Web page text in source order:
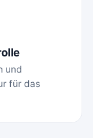
und
für das